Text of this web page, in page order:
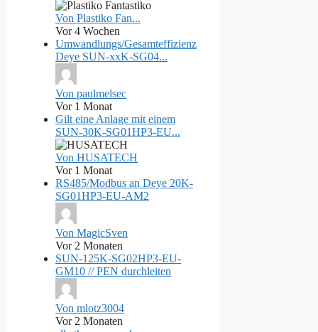
Von Plastiko Fan...
Vor 4 Wochen
Umwandlungs/Gesamteffizienz
Deye SUN-xxK-SG04...
Von paulmelsec
Vor 1 Monat
Gilt eine Anlage mit einem
SUN-30K-SG01HP3-EU...
Von HUSATECH
Vor 1 Monat
RS485/Modbus an Deye 20K-
SG01HP3-EU-AM2
Von MagicSven
Vor 2 Monaten
SUN-125K-SG02HP3-EU-
GM10 // PEN durchleiten
Von mlotz3004
Vor 2 Monaten